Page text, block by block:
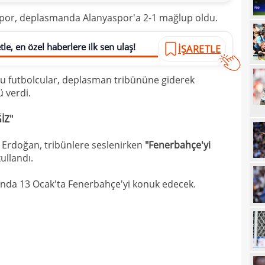
deplasmanda Alanyaspor'a 2-1 mağlup oldu.
en özel haberlere ilk sen ulaş! İŞARETLE
futbolcular, deplasman tribününe giderek
verdi.
tribünlere seslenirken "Fenerbahçe'yi
13 Ocak'ta Fenerbahçe'yi konuk edecek.